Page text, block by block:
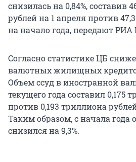
снизилась на 0,84%, составив
рублей на 1 апреля против
на начало года, передают РИА
Согласно статистике ЦБ
валютных жилищных
Объем ссуд в иностранной
текущего года составил 0,175
против 0,193 триллиона
Таким образом, с начала года
снизился на 9,3%.